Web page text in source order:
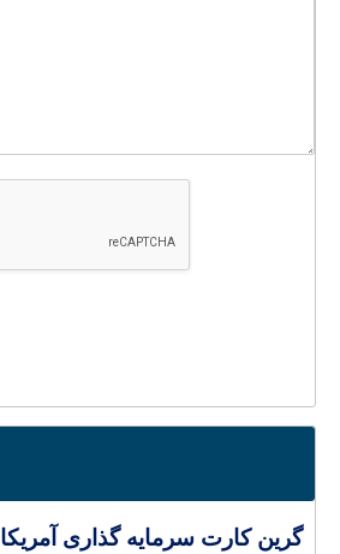
گرین کارت سرمایه‌ گذاری آمریکا